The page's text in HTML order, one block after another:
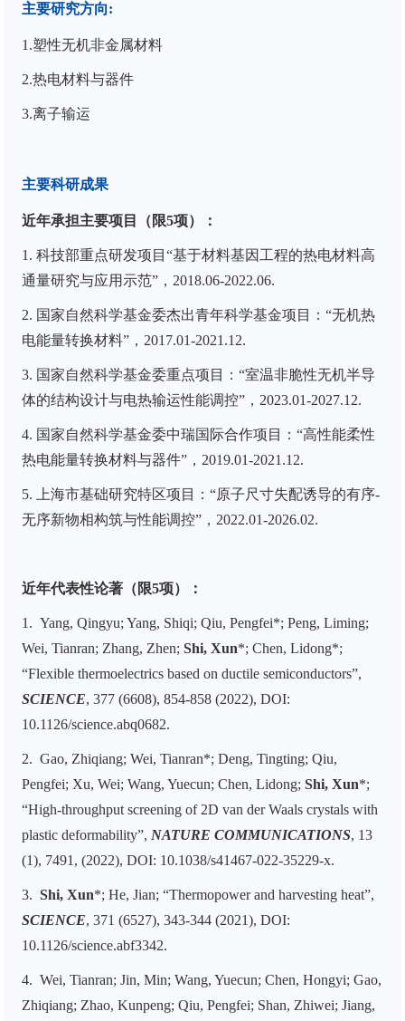
主要研究方向:
1.塑性无机非金属材料
2.热电材料与器件
3.离子输运
主要科研成果
近年承担主要项目（限5项）：
1. 科技部重点研发项目 “基于材料基因工程的热电材料高
通量研究与应用示范” ， 2018.06-2022.06.
2. 国家自然科学基金委杰出青年科学基金项目：“无机热
电能量转换材料”， 2017.01-2021.12.
3. 国家自然科学基金委重点项目：“室温非脆性无机半导
体的结构设计与电热输运性能调控”， 2023.01-2027.12.
4. 国家自然科学基金委中瑞国际合作项目：“高性能柔性
热电能量转换材料与器件”， 2019.01-2021.12.
5. 上海市基础研究特区项目：“原子尺寸失配诱导的有序-
无序新物相构筑与性能调控”， 2022.01-2026.02.
近年代表性论著（限5项）：
1. Yang, Qingyu; Yang, Shiqi; Qiu, Pengfei*; Peng, Liming;
Wei, Tianran; Zhang, Zhen; Shi, Xun*; Chen, Lidong*;
“Flexible thermoelectrics based on ductile semiconductors”,
SCIENCE, 377 (6608), 854-858 (2022), DOI:
10.1126/science.abq0682.
2. Gao, Zhiqiang; Wei, Tianran*; Deng, Tingting; Qiu,
Pengfei; Xu, Wei; Wang, Yuecun; Chen, Lidong; Shi, Xun*;
“High-throughput screening of 2D van der Waals crystals with
plastic deformability”, NATURE COMMUNICATIONS, 13
(1), 7491, (2022), DOI: 10.1038/s41467-022-35229-x.
3. Shi, Xun*; He, Jian; “Thermopower and harvesting heat”,
SCIENCE, 371 (6527), 343-344 (2021), DOI:
10.1126/science.abf3342.
4. Wei, Tianran; Jin, Min; Wang, Yuecun; Chen, Hongyi; Gao,
Zhiqiang; Zhao, Kunpeng; Qiu, Pengfei; Shan, Zhiwei; Jiang,